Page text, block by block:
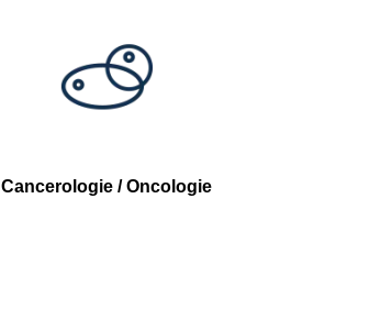
Cancerologie / Oncologie